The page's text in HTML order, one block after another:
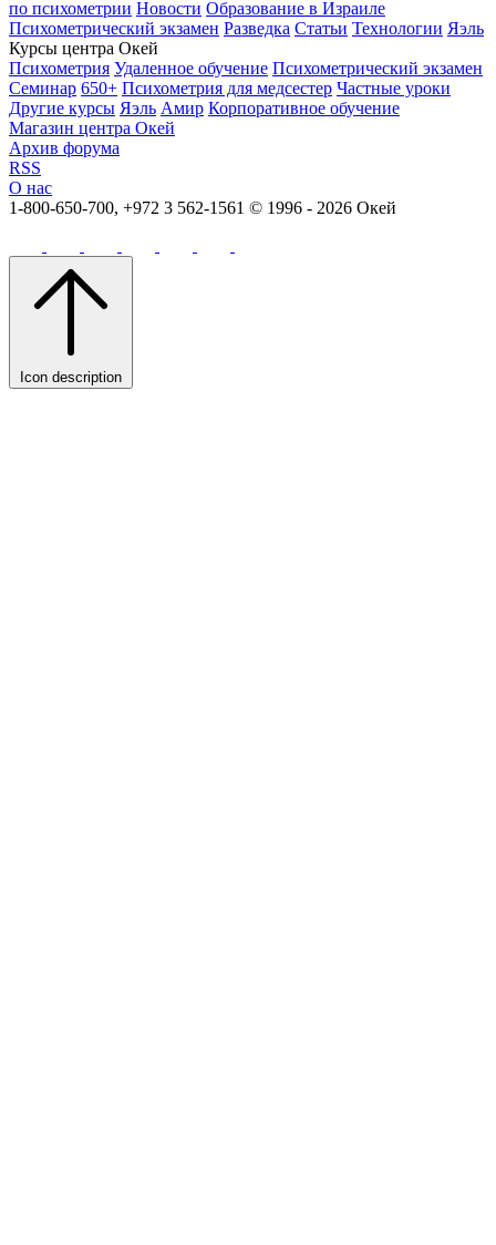
по психометрии Новости Образование в Израиле
Психометрический экзамен Разведка Статьи Технологии Яэль
Курсы центра Окей
Психометрия Удаленное обучение Психометрический экзамен
Семинар 650+ Психометрия для медсестер Частные уроки
Другие курсы Яэль Амир Корпоративное обучение
Магазин центра Окей
Архив форума
RSS
О нас
1-800-650-700, +972 3 562-1561 © 1996 - 2026 Окей
Icon description